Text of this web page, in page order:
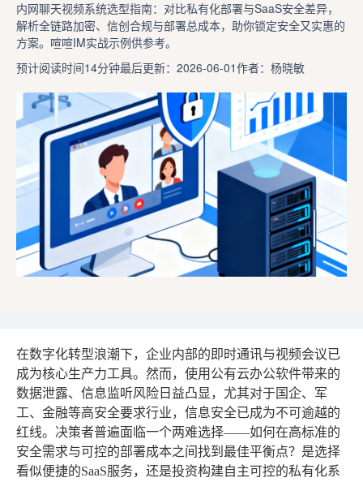
内网聊天视频系统选型指南：对比私有化部署与SaaS安全差异，
解析全链路加密、信创合规与部署总成本，助你锁定安全又实惠的
方案。喧喧IM实战示例供参考。
预计阅读时间14分钟最后更新：2026-06-01作者：杨晓敏
在数字化转型浪潮下，企业内部的即时通讯与视频会议已
成为核心生产力工具。然而，使用公有云办公软件带来的
数据泄露、信息监听风险日益凸显，尤其对于国企、军
工、金融等高安全要求行业，信息安全已成为不可逾越的
红线。决策者普遍面临一个两难选择——如何在高标准的
安全需求与可控的部署成本之间找到最佳平衡点？是选择
看似便捷的SaaS服务，还是投资构建自主可控的私有化系